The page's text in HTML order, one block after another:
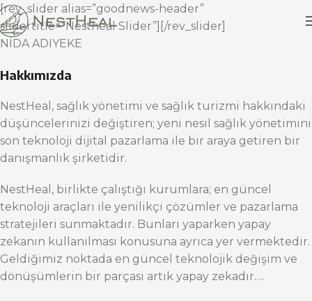
[rev_slider alias=”goodnews-header”
slidertitle=”Nestheal Slider”][/rev_slider]
NİDA ADIYEKE
Hakkımızda
NestHeal, sağlık yönetimi ve sağlık turizmi hakkındaki
düşüncelerinizi değiştiren; yeni nesil sağlık yönetimini
son teknoloji dijital pazarlama ile bir araya getiren bir
danışmanlık şirketidir.
NestHeal, birlikte çalıştığı kurumlara; en güncel
teknoloji araçları ile yenilikçi çözümler ve pazarlama
stratejileri sunmaktadır. Bunları yaparken yapay
zekanın kullanılması konusuna ayrıca yer vermektedir.
Geldiğimiz noktada en güncel teknolojik değişim ve
dönüşümlerin bir parçası artık yapay zekadır….